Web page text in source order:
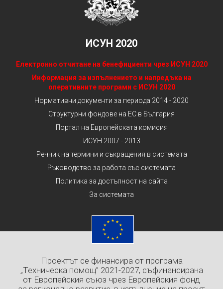
ИСУН 2020
Електронно отчитане на бенефициенти чрез ИСУН 2020
Информация за изпълнението и напредъка на
оперативните програми с ИСУН 2020
Нормативни документи за периода 2014 - 2020
Структурни фондове на ЕС в България
Портал на Европейската комисия
ИСУН 2007 - 2013
Речник на термини и съкращения в системата
Ръководство за работа със системата
Политика за достъпност на сайта
За системата
Проектът се финансира от програма
„Техническа помощ” 2021-2027, съфинансирана
от Европейския съюз чрез Европейския фонд